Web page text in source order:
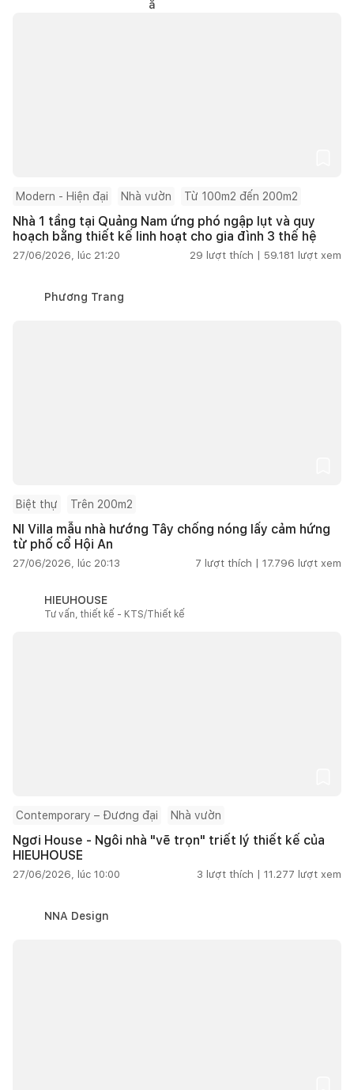
Modern - Hiện đại Nhà vườn Từ 100m2 đến 200m2
Nhà 1 tầng tại Quảng Nam ứng phó ngập lụt và quy
hoạch bằng thiết kế linh hoạt cho gia đình 3 thế hệ
27/06/2026, lúc 21:20 29 lượt thích | 59.181 lượt xem
Phương Trang
Biệt thự Trên 200m2
NI Villa mẫu nhà hướng Tây chống nóng lấy cảm hứng
từ phố cổ Hội An
27/06/2026, lúc 20:13 7 lượt thích | 17.796 lượt xem
HIEUHOUSE
Tư vấn, thiết kế - KTS/Thiết kế
Contemporary – Đương đại Nhà vườn
Ngơi House - Ngôi nhà "vẽ trọn" triết lý thiết kế của
HIEUHOUSE
27/06/2026, lúc 10:00 3 lượt thích | 11.277 lượt xem
NNA Design